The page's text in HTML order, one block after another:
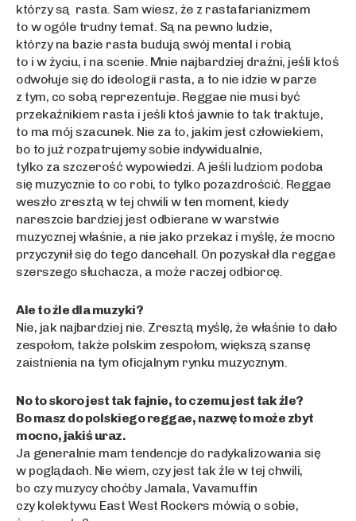
którzy są rasta. Sam wiesz, że z rastafarianizmem
to w ogóle trudny temat. Są na pewno ludzie,
którzy na bazie rasta budują swój mental i robią
to i w życiu, i na scenie. Mnie najbardziej drażni, jeśli ktoś
odwołuje się do ideologii rasta, a to nie idzie w parze
z tym, co sobą reprezentuje. Reggae nie musi być
przekaźnikiem rasta i jeśli ktoś jawnie to tak traktuje,
to ma mój szacunek. Nie za to, jakim jest człowiekiem,
bo to już rozpatrujemy sobie indywidualnie,
tylko za szczerość wypowiedzi. A jeśli ludziom podoba
się muzycznie to co robi, to tylko pozazdrościć. Reggae
weszło zresztą w tej chwili w ten moment, kiedy
nareszcie bardziej jest odbierane w warstwie
muzycznej właśnie, a nie jako przekaz i myślę, że mocno
przyczynił się do tego dancehall. On pozyskał dla reggae
szerszego słuchacza, a może raczej odbiorcę.
Ale to źle dla muzyki?
Nie, jak najbardziej nie. Zresztą myślę, że właśnie to dało
zespołom, także polskim zespołom, większą szansę
zaistnienia na tym oficjalnym rynku muzycznym.
No to skoro jest tak fajnie, to czemu jest tak źle?
Bo masz do polskiego reggae, nazwę to może zbyt
mocno, jakiś uraz.
Ja generalnie mam tendencje do radykalizowania się
w poglądach. Nie wiem, czy jest tak źle w tej chwili,
bo czy muzycy choćby Jamala, Vavamuffin
czy kolektywu East West Rockers mówią o sobie,